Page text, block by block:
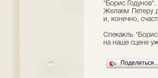
"Борис Годунов".
Желаем Петеру
и, конечно,
Спекакль
на наше сцене